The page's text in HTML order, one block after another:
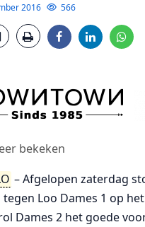
2016 566
bekeken
– Afgelopen zaterdag
tegen Loo Dames 1 op
Dames 2 het goede